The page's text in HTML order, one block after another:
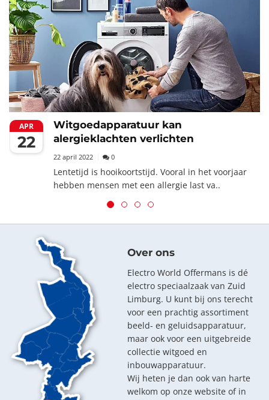
APR
22
Witgoedapparatuur kan
alergieklachten verlichten
22 april 2022 0
Lentetijd is hooikoortstijd. Vooral in het voorjaar
hebben mensen met een allergie last va..
Over ons
Electro World Offermans is dé
electro speciaalzaak van Zuid
Limburg. U kunt bij ons terecht
voor een prachtig assortiment
beeld- en geluidsapparatuur,
maar ook voor een uitgebreide
collectie witgoed en
inbouwapparatuur.
Wij heten je dan ook van harte
welkom op onze website of in